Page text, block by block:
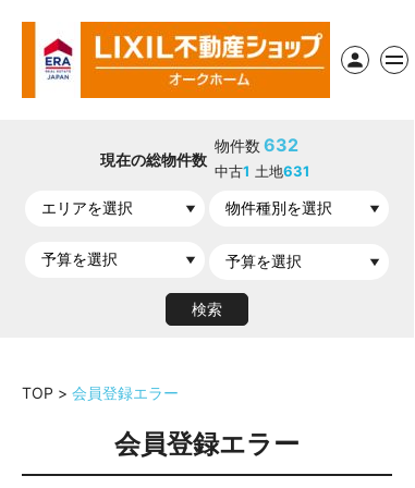
現在の総物件数
物件数 632
中古1 土地631
TOP 会員登録エラー
会員登録エラー